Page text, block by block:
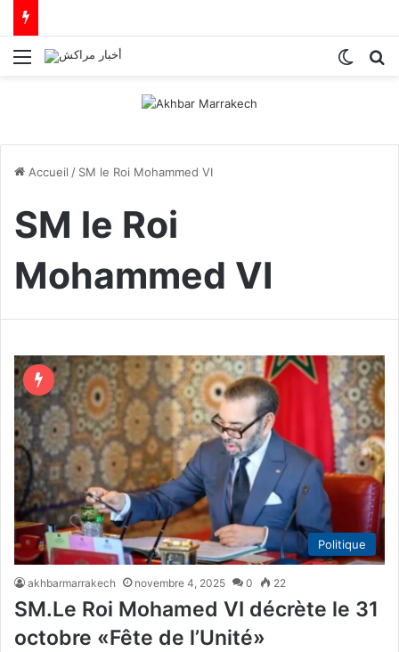
Menu
Accueil / SM le Roi Mohammed VI
SM le Roi
Mohammed VI
Politique
akhbarmarrakech novembre 4, 2025 0 22
SM.Le Roi Mohamed VI décrète le 31
octobre «Fête de l’Unité»